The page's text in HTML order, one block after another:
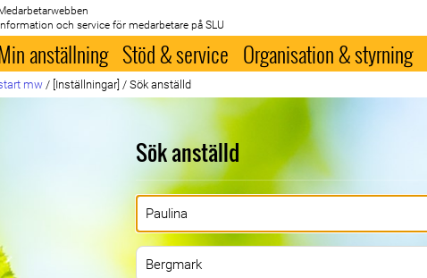
Information och service för medarbetare på SLU
anställning Stöd & service Organisation & styrning
mw / [Inställningar] / Sök anställd
Sök anställd